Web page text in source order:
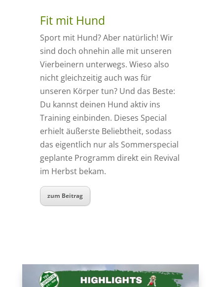
Fit mit Hund
Sport mit Hund?Aber natürlich! Wir
sind doch ohnehin alle mit unseren
Vierbeinern unterwegs. Wieso also
nicht gleichzeitig auch was für
unseren Körper tun? Und das Beste:
Du kannst deinen Hund aktiv ins
Training einbinden. Dieses Special
erhielt äußerste Beliebtheit, sodass
das eigentlich nur als Sommerspecial
geplante Programm direkt ein Revival
im Herbst bekam.
zum Beitrag